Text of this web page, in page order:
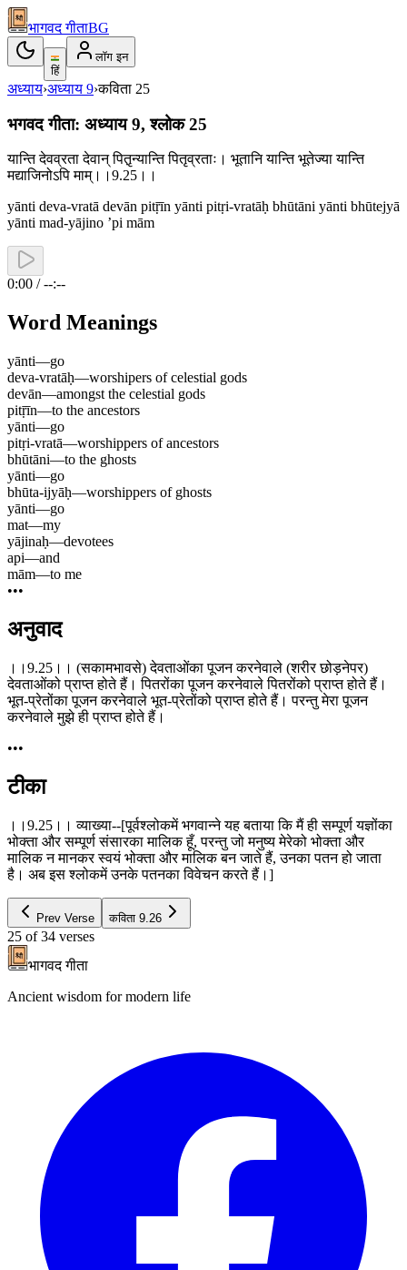
भागवद गीताBG
हिं
लॉग इन
अध्याय›अध्याय 9›कविता 25
भगवद गीता: अध्याय 9, श्लोक 25
यान्ति देवव्रता देवान् पितृ़न्यान्ति पितृव्रताः। भूतानि यान्ति भूतेज्या यान्ति
मद्याजिनोऽपि माम्।।9.25।।
yānti deva-vratā devān pitṝīn yānti pitṛi-vratāḥ bhūtāni yānti bhūtejyā
yānti mad-yājino ’pi mām
0:00 / --:--
Word Meanings
yānti—go
deva-vratāḥ—worshipers of celestial gods
devān—amongst the celestial gods
pitṝīn—to the ancestors
yānti—go
pitṛi-vratā—worshippers of ancestors
bhūtāni—to the ghosts
yānti—go
bhūta-ijyāḥ—worshippers of ghosts
yānti—go
mat—my
yājinaḥ—devotees
api—and
mām—to me
•••
अनुवाद
।।9.25।। (सकामभावसे) देवताओंका पूजन करनेवाले (शरीर छोड़नेपर)
देवताओंको प्राप्त होते हैं। पितरोंका पूजन करनेवाले पितरोंको प्राप्त होते हैं।
भूत-प्रेतोंका पूजन करनेवाले भूत-प्रेतोंको प्राप्त होते हैं। परन्तु मेरा पूजन
करनेवाले मुझे ही प्राप्त होते हैं।
•••
टीका
।।9.25।। व्याख्या--[पूर्वश्लोकमें भगवान्ने यह बताया कि मैं ही सम्पूर्ण यज्ञोंका
भोक्ता और सम्पूर्ण संसारका मालिक हूँ, परन्तु जो मनुष्य मेरेको भोक्ता और
मालिक न मानकर स्वयं भोक्ता और मालिक बन जाते हैं, उनका पतन हो जाता
है। अब इस श्लोकमें उनके पतनका विवेचन करते हैं।]
Prev Verse कविता 9.26
25 of 34 verses
भागवद गीता
Ancient wisdom for modern life